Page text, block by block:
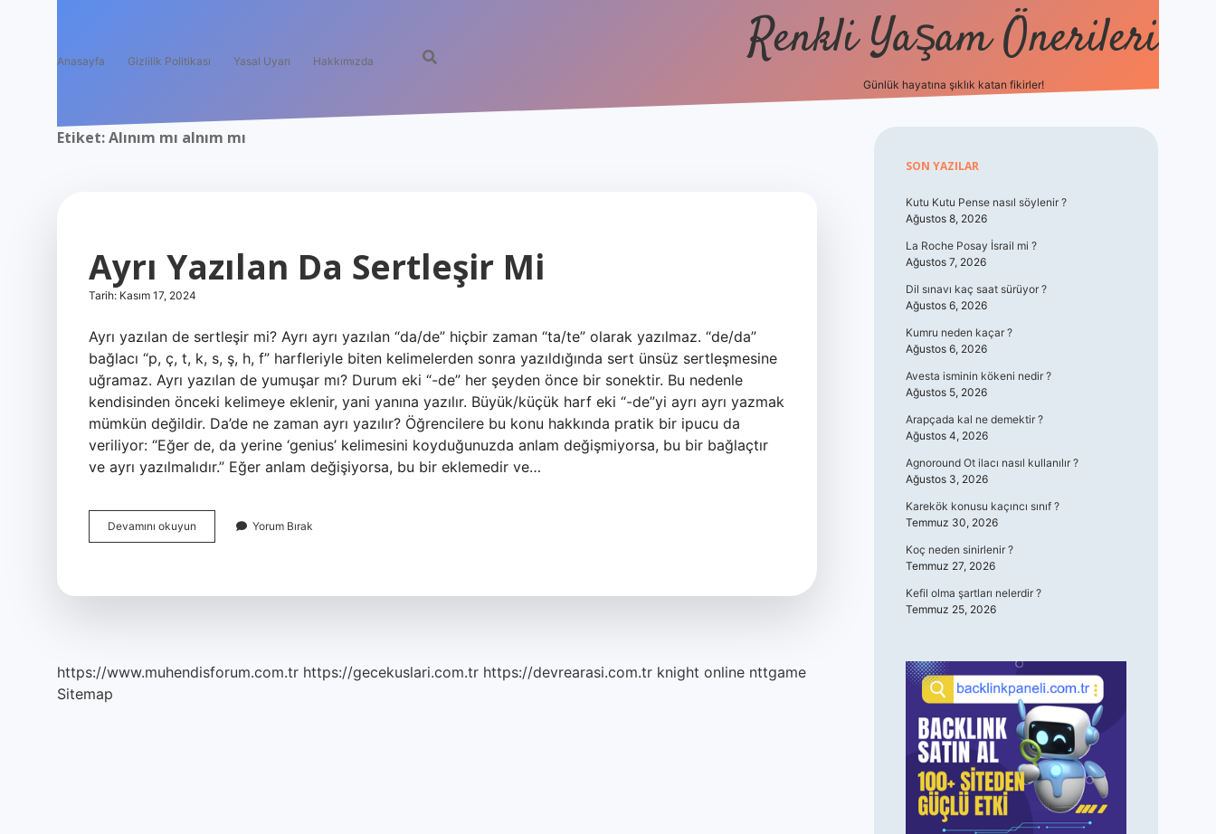
Anasayfa Gizlilik Politikası Yasal Uyarı Hakkımızda Renkli Yaşam Önerileri
Günlük hayatına şıklık katan fikirler!
Etiket:Alınım mı alnım mı
Ayrı Yazılan Da Sertleşir Mi
Tarih: Kasım 17, 2024
Ayrı yazılan de sertleşir mi? Ayrı ayrı yazılan “da/de” hiçbir zaman “ta/te” olarak yazılmaz. “de/da”
bağlacı “p, ç, t, k, s, ş, h, f” harfleriyle biten kelimelerden sonra yazıldığında sert ünsüz sertleşmesine
uğramaz. Ayrı yazılan de yumuşar mı? Durum eki “-de” her şeyden önce bir sonektir. Bu nedenle
kendisinden önceki kelimeye eklenir, yani yanına yazılır. Büyük/küçük harf eki “-de”yi ayrı ayrı yazmak
mümkün değildir. Da’de ne zaman ayrı yazılır? Öğrencilere bu konu hakkında pratik bir ipucu da
veriliyor: “Eğer de, da yerine ‘genius’ kelimesini koyduğunuzda anlam değişmiyorsa, bu bir bağlaçtır
ve ayrı yazılmalıdır.” Eğer anlam değişiyorsa, bu bir eklemedir ve…
Devamını okuyun
Yazılan
Yorum Bırak
https://www.muhendisforum.com.tr https://gecekuslari.com.tr https://devrearasi.com.tr knight online nttgame
Sitemap
Sidebar
SON YAZILAR
Kutu Kutu Pense nasıl söylenir ?
Ağustos 8, 2026
La Roche Posay İsrail mi ?
Ağustos 7, 2026
Dil sınavı kaç saat sürüyor ?
Ağustos 6, 2026
Kumru neden kaçar ?
Ağustos 6, 2026
Avesta isminin kökeni nedir ?
Ağustos 5, 2026
Arapçada kal ne demektir ?
Ağustos 4, 2026
Agnoround Ot ilacı nasıl kullanılır ?
Ağustos 3, 2026
Karekök konusu kaçıncı sınıf ?
Temmuz 30, 2026
Koç neden sinirlenir ?
Temmuz 27, 2026
Kefil olma şartları nelerdir ?
Temmuz 25, 2026